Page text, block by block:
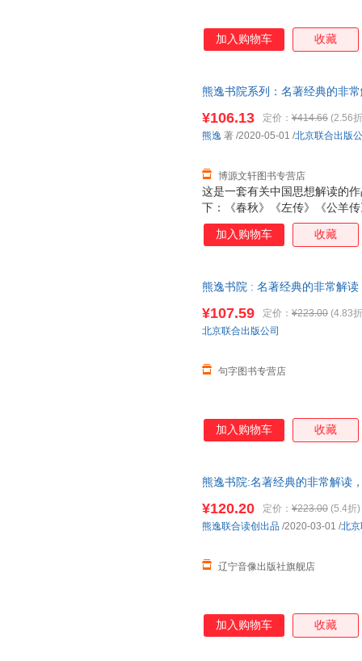
加入购物车 收藏
熊逸书院系列：名著经典的非
换】
这是一套有关中国思想解读的
下：《春秋》《左传》《公羊
《仪礼》《礼记》《周礼》《
《庄子》《荀子》《管子》《
菩萨本愿经》《人间词话》《
昔底德《希腊罗马名人传》
由》―― 弥尔顿《圣诞欢歌》
¥106.13 定价： ¥414.66 (2.56
博源文轩图书专营店
熊逸 著 /2020-05-01 /北京联合出版
加入购物车 收藏
熊逸书院 : 名著经典的非常解
¥107.59 定价： ¥223.00 (4.83
句字图书专营店
北京联合出版公司
加入购物车 收藏
熊逸书院:名著经典的非常解读
¥120.20 定价： ¥223.00 (5.4折)
辽宁音像出版社旗舰店
熊逸联合读创出品 /2020-03-01 /北
加入购物车 收藏